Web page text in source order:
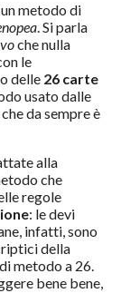
metodo di
. Si parla
che nulla
le
delle 26 carte
usato dalle
da sempre è
alla
che
regole
: le devi
infatti, sono
della
metodo a 26.
bene bene,